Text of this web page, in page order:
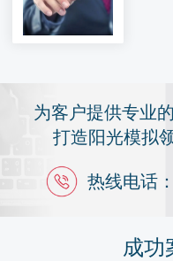
为客户提供专业
打造阳光模拟
热线电话
成功